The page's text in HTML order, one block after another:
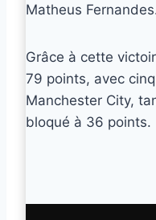
Matheus
Grâce à cette
79 points, avec
Manchester City,
bloqué à 36 points.